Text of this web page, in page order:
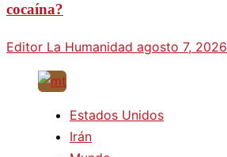
cocaína?
Editor La Humanidad agosto 7, 2026
Estados Unidos
Irán